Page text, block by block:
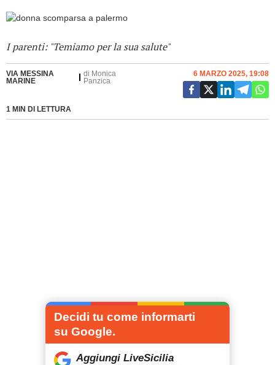
I parenti: "Temiamo per la sua salute"
VIA MESSINA
MARINE
di Monica
Panzica
1 MIN DI LETTURA
6 MARZO 2025, 19:08
Decidi tu come informarti
su Google.
Aggiungi LiveSicilia